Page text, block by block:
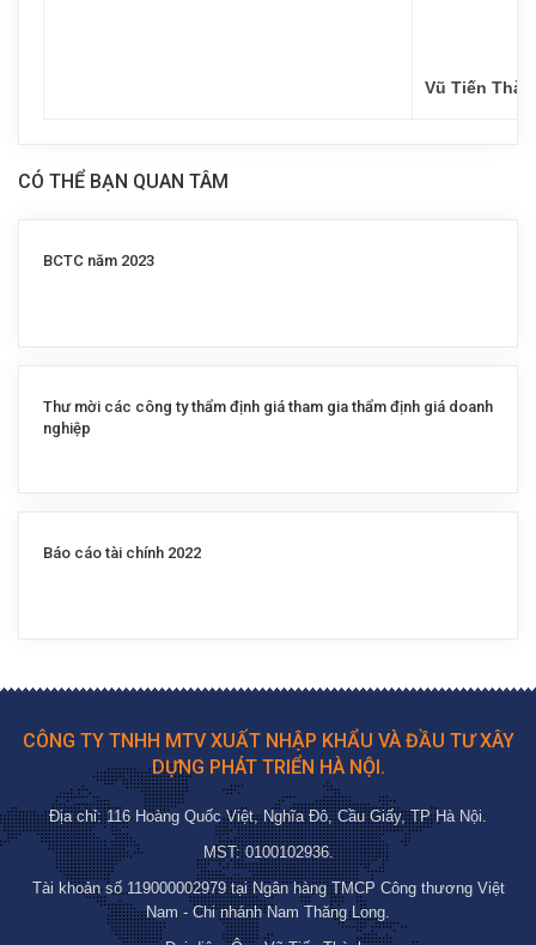
Vũ Tiến
CÓ THỂ BẠN QUAN TÂM
BCTC năm 2023
Thư mời các công ty thẩm định giá tham gia thẩm định giá doanh
nghiệp
Báo cáo tài chính 2022
CÔNG TY TNHH MTV XUẤT NHẬP KHẨU VÀ ĐẦU TƯ XÂY
DỰNG PHÁT TRIỂN HÀ NỘI.
Địa chỉ: 116 Hoàng Quốc Việt, Nghĩa Đô, Cầu Giấy, TP Hà Nội.
MST: 0100102936.
Tài khoản số 119000002979 tại Ngân hàng TMCP Công thương Việt
Nam - Chi nhánh Nam Thăng Long.